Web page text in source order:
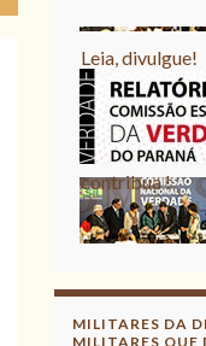
Leia, divulgue!
contribua !
Leia, divulgue!
MILITARES DA
MILITARES QUE